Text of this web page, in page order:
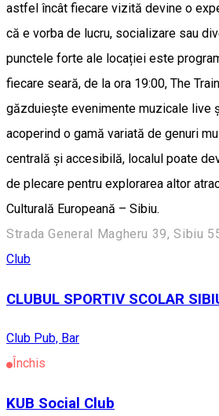
astfel încât fiecare vizită devine o
că e vorba de lucru, socializare sau
punctele forte ale locației este
fiecare seară, de la ora 19:00, The
găzduiește evenimente muzicale live
acoperind o gamă variată de genuri
centrală și accesibilă, localul poate
de plecare pentru explorarea altor
Culturală Europeană – Sibiu.
Strada General Magheru 39, Sibiu
Club
CLUBUL SPORTIV SCOLAR
Club Pub, Bar
Închis
KUB Social Club